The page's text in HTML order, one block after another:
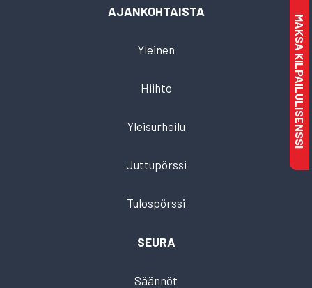
AJANKOHTAISTA
Yleinen
Hiihto
Yleisurheilu
Juttupörssi
Tulospörssi
SEURA
Säännöt
MAKSA KILPAILULISENSSI